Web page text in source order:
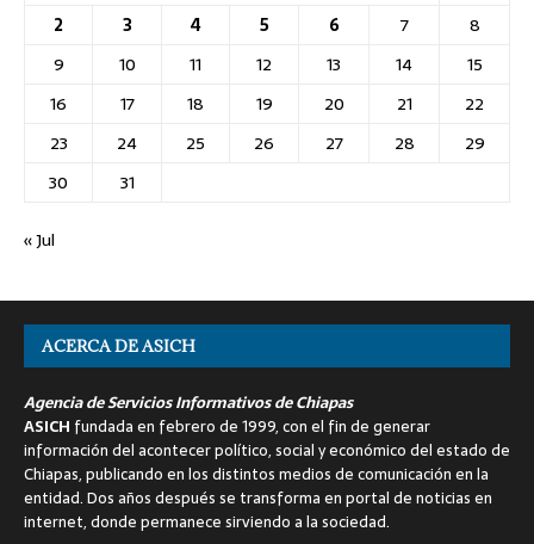
2
3 4 5 6 7
8
9
10 11 12 13 14
15
16
17 18 19 20 21
22
23
24 25 26 27 28
29
30
31
« Jul
ACERCA DE ASICH
Agencia de Servicios Informativos de Chiapas
ASICH fundada en febrero de 1999, con el fin de generar
información del acontecer político, social y económico del estado de
Chiapas, publicando en los distintos medios de comunicación en la
entidad. Dos años después se transforma en portal de noticias en
internet, donde permanece sirviendo a la sociedad.